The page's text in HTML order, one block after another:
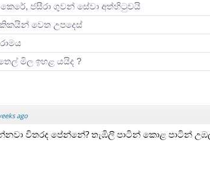
ජසීරා ගුවන් සේවා අත්හි‍ටුවයි
වෙත උපදෙස්
මිල ඉහළ යයිද ?
ago
විතරද පේන්නේ? තැඹිලි පාටින් කොළ පාටින්